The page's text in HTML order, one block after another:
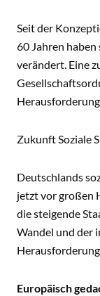
Seit der
60 Jahren
verändert. Eine
Zukunft Soziale
Deutschlands
jetzt vor großen
die steigende
Wandel und der
Europäisch